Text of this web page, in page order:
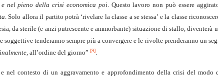
nel pieno della crisi economica poi . Questo lavoro non può essere
. Solo allora il partito potrà ‘rivelare la classe a se stessa’ e la classe
da sterile (e anzi putrescente e ammorbante) situazione di stallo,
tenderanno sempre più a convergere e le rivolte prenderanno un
, all’ordine del giorno” [9]
nel contesto di un aggravamento e approfondimento della crisi del modo